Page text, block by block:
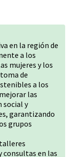
en la región de
a los
mujeres y los
de
a los
las
social y
garantizando
grupos
en las